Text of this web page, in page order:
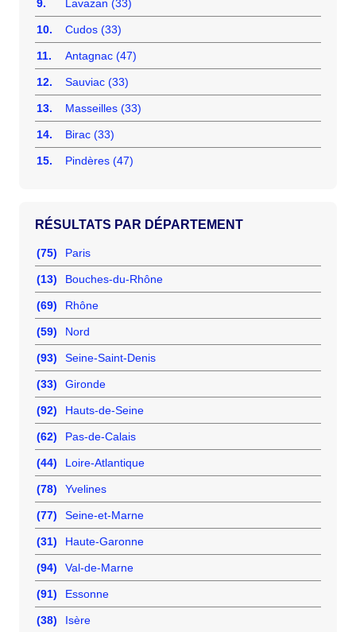
9. Lavazan (33)
10. Cudos (33)
11. Antagnac (47)
12. Sauviac (33)
13. Masseilles (33)
14. Birac (33)
15. Pindères (47)
RÉSULTATS PAR DÉPARTEMENT
(75) Paris
(13) Bouches-du-Rhône
(69) Rhône
(59) Nord
(93) Seine-Saint-Denis
(33) Gironde
(92) Hauts-de-Seine
(62) Pas-de-Calais
(44) Loire-Atlantique
(78) Yvelines
(77) Seine-et-Marne
(31) Haute-Garonne
(94) Val-de-Marne
(91) Essonne
(38)
Isère